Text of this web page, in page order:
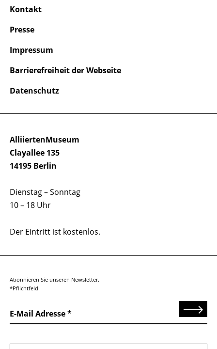
AlliiertenMuseum
Clayallee 135
14195 Berlin
Dienstag – Sonntag
10 – 18 Uhr
Der Eintritt ist kostenlos.
Kontakt
Presse
Impressum
Barrierefreiheit der Webseite
Datenschutz
Abonnieren Sie unseren Newsletter.
*Pflichtfeld
E-Mail Adresse Senden